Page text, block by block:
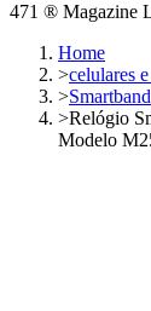
471 ® Magazine
Home
>celulares
>Smartband
>Relógio
Modelo